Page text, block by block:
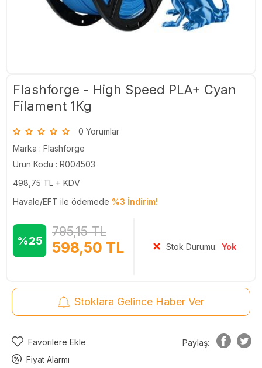
Flashforge - High Speed PLA+ Cyan
Filament 1Kg
0 Yorumlar
Marka : Flashforge
Ürün Kodu : R004503
498,75 TL + KDV
Havale/EFT ile ödemede %3 İndirim!
%25 598,50 TL
795,15TL
Stok Durumu:Yok
Stoklara Gelince Haber Ver
Favorilere Ekle
Fiyat Alarmı
Paylaş: